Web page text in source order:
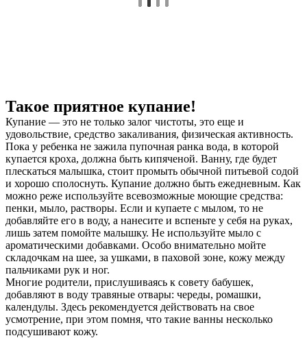
Такое приятное купание!
Купание — это не только залог чистоты, это еще и
удовольствие, средство закаливания, физическая активность.
Пока у ребенка не зажила пупочная ранка вода, в которой
купается кроха, должна быть кипяченой. Ванну, где будет
плескаться малышка, стоит промыть обычной питьевой содой
и хорошо сполоснуть. Купание должно быть ежедневным. Как
можно реже используйте всевозможные моющие средства:
пенки, мыло, растворы. Если и купаете с мылом, то не
добавляйте его в воду, а нанесите и вспеньте у себя на руках,
лишь затем помойте малышку. Не используйте мыло с
ароматическими добавками. Особо внимательно мойте
складочкам на шее, за ушками, в паховой зоне, кожу между
пальчиками рук и ног.
Многие родители, прислушиваясь к совету бабушек,
добавляют в воду травяные отвары: череды, ромашки,
календулы. Здесь рекомендуется действовать на свое
усмотрение, при этом помня, что такие ванны несколько
подсушивают кожу.